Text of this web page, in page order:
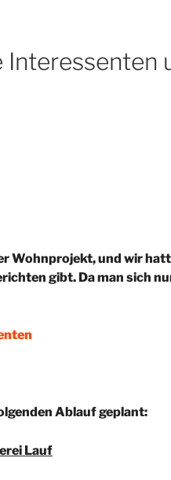
Wohnprojekt, und wir
gibt. Da man sich
Ablauf geplant:
Lauf